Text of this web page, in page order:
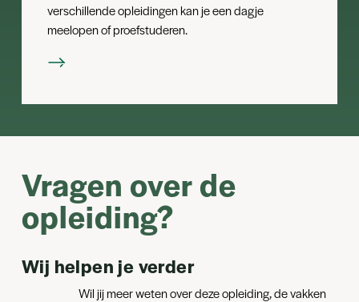
verschillende opleidingen kan je een dagje
meelopen of proefstuderen.
Vragen over de
opleiding?
Wij helpen je verder
Wil jij meer weten over deze opleiding, de vakken